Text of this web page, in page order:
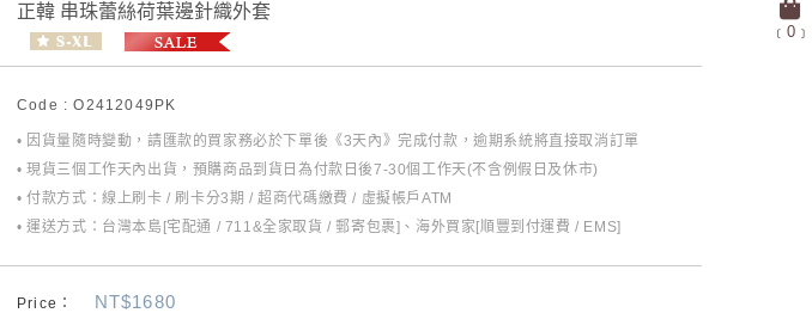
﹝ 0﹞
正韓 串珠蕾絲荷葉邊針織外套
Code : O2412049PK
• 因貨量隨時變動，請匯款的買家務必於下單後《3天內》完成付款，逾期系統將直接取消訂單
• 現貨三個工作天內出貨，預購商品到貨日為付款日後7-30個工作天(不含例假日及休市)
• 付款方式：線上刷卡 / 刷卡分3期 / 超商代碼繳費 / 虛擬帳戶ATM
• 運送方式：台灣本島[宅配通 / 711&全家取貨 / 郵寄包裹]、海外買家[順豐到付運費 / EMS]
Price： NT$1680